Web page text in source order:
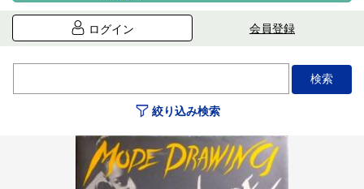
ログイン 会員登録
絞り込み検索